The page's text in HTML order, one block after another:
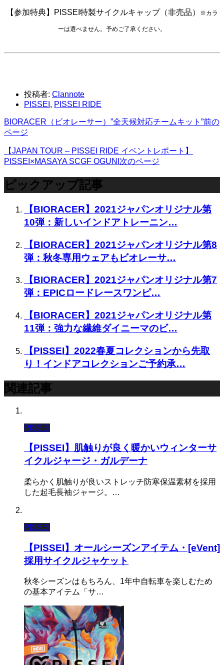
【参加特典】PISSEI特製サイクルキャップ（非売品） ※カラ
ーは選べません。予めご了承ください。
投稿者: Clannote
PISSEI , PISSEI RIDE
BIORACER（ビオレーサー）”全天候対応チームキット”前の
ページ
【JAPAN TOUR – PISSEI RIDE イベントレポート】
PISSEI×MASAYA SCGF OGUNI 次のページ
ピックアップ記事
【BIORACER】2021ジャパンオリジナル第
10弾：新しいインドアトレーニン…
【BIORACER】2021ジャパンオリジナル第8
弾：秋冬専用ウェアもビオレーサ…
【BIORACER】2021ジャパンオリジナル第7
弾：EPICロードレースワンピ…
【BIORACER】2021ジャパンオリジナル第
11弾：強力な繊維ダイニーマのビ…
【PISSEI】2022春夏コレクションから先取
り！インドアコレクションご予約承…
関連記事
PISSEI
【PISSEI】肌触りが良く暖かいウィンターサ
イクルジャージ・ガルデーナ
柔らかく肌触りが良いストレッチ防寒保温素材を採用
した起毛長袖ジャージ。…
PISSEI
【PISSEI】オールシーズンアイテム・[eVent]
採用サイクルジャケット
秋冬シーズンはもちろん、1年中自転車を楽しむため
の基本アイテム「サ…